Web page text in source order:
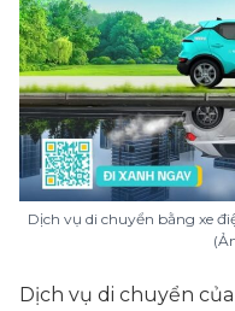
Dịch vụ di chuyển bằng xe
Dịch vụ di chuyển